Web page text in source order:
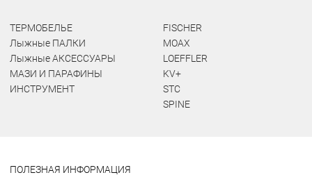
ТЕРМОБЕЛЬЕ
Лыжные ПАЛКИ
Лыжные АКСЕССУАРЫ
МАЗИ И ПАРАФИНЫ
ИНСТРУМЕНТ
FISCHER
MOAX
LOEFFLER
KV+
STC
SPINE
ПОЛЕЗНАЯ ИНФОРМАЦИЯ